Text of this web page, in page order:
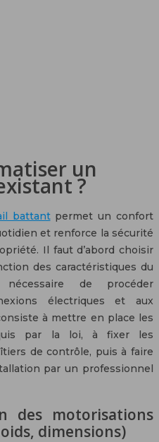
un
?
battantpermet un confort
et renforce la sécurité
Il faut d’abord choisir
des caractéristiques du
de procéder
électriques et aux
à mettre en place les
par la loi, à fixer les
de contrôle, puis à faire
par un professionnel
des motorisations
dimensions)